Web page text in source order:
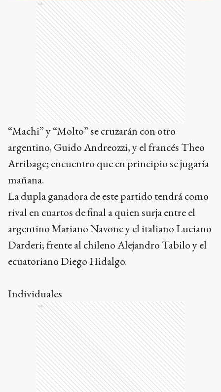
Ads
“Machi” y “Molto” se cruzarán con otro
argentino, Guido Andreozzi, y el francés Theo
Arribage; encuentro que en principio se jugaría
mañana.
La dupla ganadora de este partido tendrá como
rival en cuartos de final a quien surja entre el
argentino Mariano Navone y el italiano Luciano
Darderi; frente al chileno Alejandro Tabilo y el
ecuatoriano Diego Hidalgo.
Individuales
Ads